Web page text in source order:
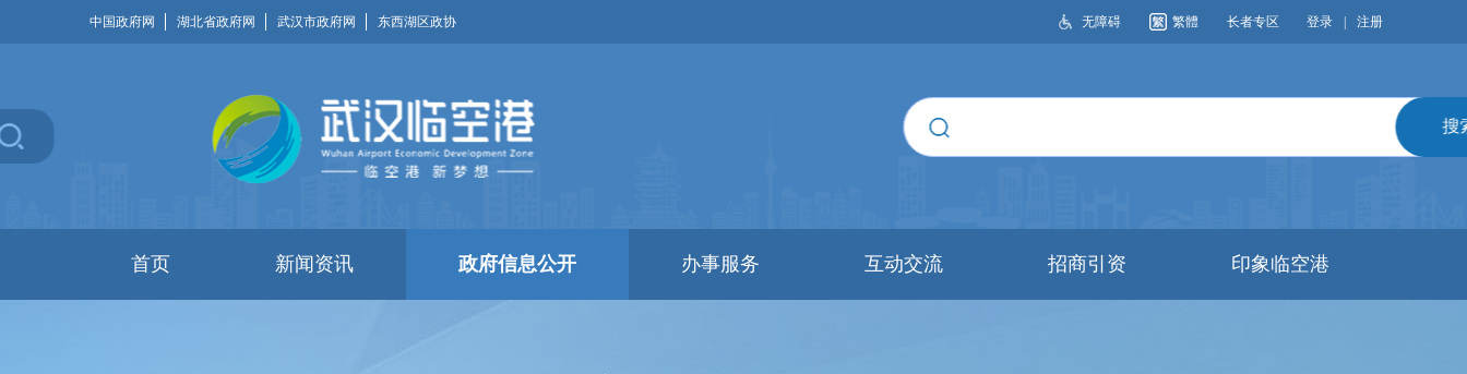
中国政府网 湖北省政府网 武汉市政府网 东西湖区政协 无障碍 繁體 长者专区 登录 注册
首页 新闻资讯 政府信息公开 办事服务 互动交流 招商引资 印象临空港